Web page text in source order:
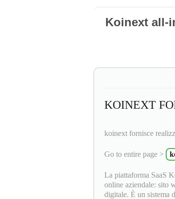
Koinext all-
KOINEXT
koinext fornisce
Go to entire page >
La piattaforma SaaS
online aziendale: sito
digitale. È un sistema